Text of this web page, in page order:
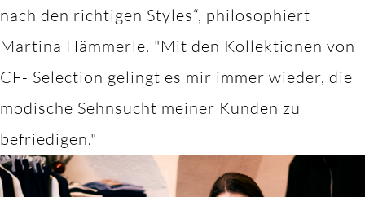
nach den richtigen Styles“, philosophiert
Martina Hämmerle. "Mit den Kollektionen von
CF- Selection gelingt es mir immer wieder, die
modische Sehnsucht meiner Kunden zu
befriedigen."